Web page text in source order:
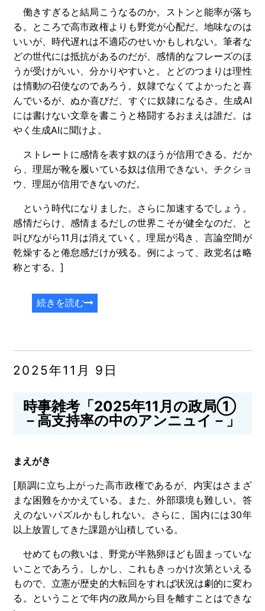
働きすぎると結局こうなるのか。ストンと能率が落ち
る。ところで高市政権よりも野党が心配だ。地味なのは
いいが、時代遅れは不適応のせいかもしれない。筆者な
どの世代には抵抗があるのだが、感情的なフレーズのほ
うが受けがいい、分かりやすいと。とどのつまりは理性
は情動の召使なのであろう。奴隷でなくてよかったと喜
んでいるが、ぬか喜びだ、すぐに奴隷になるさ。生成AI
には書けない文章を書こうと格闘するおまえは誰だ。は
やく生成AIに聞けよ。
ストレートに感情を表す奴のほうが信用できる。だか
ら、理屈が靴を履いている奴は信用できない。チクショ
ウ、理屈が信用できないのだ。
という時代になりました。さらに加速するでしょう。
感情だらけ、感情まるだしの世界こそが健全なのだ、と
叫びながら11月は消えていく。理屈が渇き、言論空間が
乾燥すると倦怠感だけが残る。例によって、政党名は略
称とする。]
続きを読む
2025年11月 9日
時事雑考「2025年11月の政局①
－高支持率の中のアンニュイ－」
まえがき
[順調に立ち上がった高市政権であるが、内実はさまざ
まな困難をかかえている。また、外部環境も難しい。答
えのないパズルかもしれない。さらに、国内には30年
以上放置してきた課題が山積している。
せめてもの救いは、野党が半熟卵ほども固まっていな
いことであろう。しかし、これもきっかけ次第といえる
もので、立憲が歴史的大転回をすれば状況は劇的に変わ
る。ということで年内の政局から目を離すことはできな